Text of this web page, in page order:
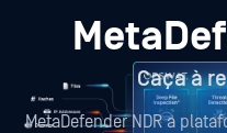
Caça à
MetaDefender NDR a